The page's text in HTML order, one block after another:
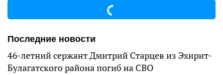
Последние новости
46-летний сержант Дмитрий Старцев из Эхирит-
Булагатского района погиб на СВО